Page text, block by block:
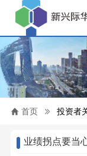
首页 投资者
业绩拐点要当